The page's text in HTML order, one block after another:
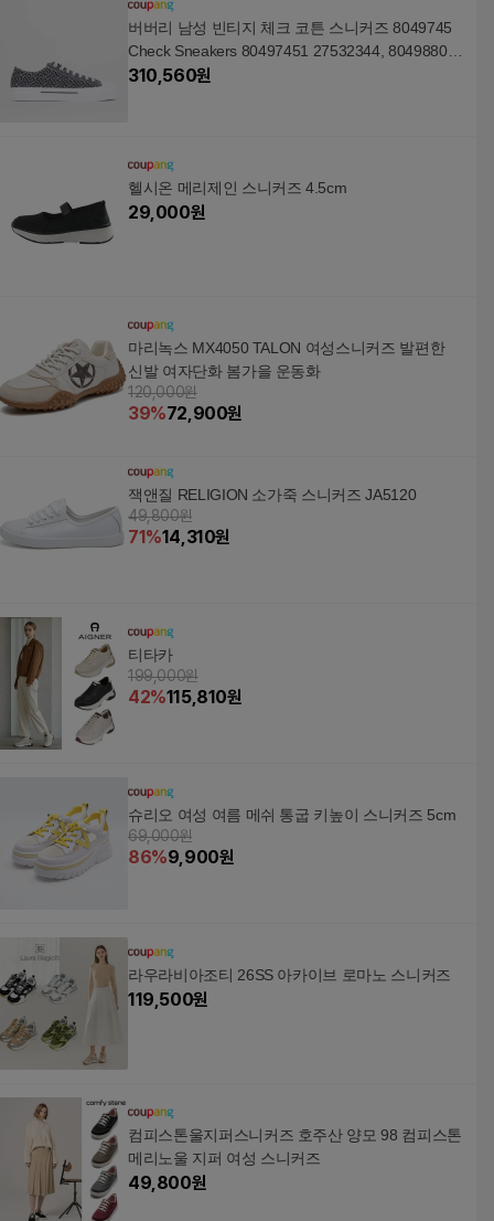
버버리 남성 빈티지 체크 코튼 스니커즈 8049745
Check Sneakers 80497451 27532344, 80498801,
260
310,560원
헬시온 메리제인 스니커즈 4.5cm
29,000원
마리녹스 MX4050 TALON 여성스니커즈 발편한
신발 여자단화 봄가을 운동화
120,000원
39%72,900원
잭앤질 RELIGION 소가죽 스니커즈 JA5120
49,800원
71%14,310원
티타카
199,000원
42%115,810원
슈리오 여성 여름 메쉬 통굽 키높이 스니커즈 5cm
69,000원
86%9,900원
라우라비아조티 26SS 아카이브 로마노 스니커즈
119,500원
컴피스톤울지퍼스니커즈 호주산 양모 98 컴피스톤
메리노울 지퍼 여성 스니커즈
49,800원